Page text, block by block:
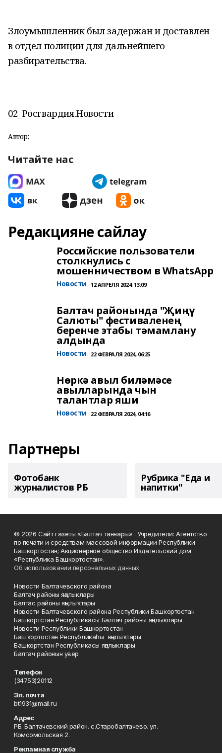
Злоумышленник был задержан и доставлен
в отдел полиции для дальнейшего
разбирательства.
02_Росгвардия.Новости
Автор:
Читайте нас
Редакцияне сайлау
Российские пользователи
столкнулись с
мошенничеством в WhatsApp
Новости 12 АПРЕЛЯ 2024, 13:09
Балтач районында "Җиңү
Салюты" фестиваленең
беренче этабы тәмамлану
алдында
Новости 22 ФЕВРАЛЯ 2024, 06:25
Нөркә авыл биләмәсе
авылларында чын
талантлар яши
Новости 22 ФЕВРАЛЯ 2024, 04:16
Партнеры
Фотобанк
журналистов РБ
Рубрика "Еда и
напитки"
© 2026 Сайт газеты «Балтач таннары» . Учредители: Агентство
по печати и средствам массовой информации Республики
Башкортостан; Акционерное общество Издательский дом
«Республика Башкортостан».
Об использовании персональных данных
Новости Балтачевского района
Балтач районы яңалыклары
Балтас районы яңылыҡтары
Новости Балтачевского района Республики Башкортостан
Башкортстан Республикасы Балтач районы яңалыклары
Новости Республики Башкортостан
Башҡортостан Республикаһы яңылыҡтары
Башкортстан Республикасы яңалыклары
Балтач районын увер
Телефон
(34753)20112
Эл. почта
bt1931@mail.ru
Адрес
РБ. Балтачевский район. с.Старобалтачево. ул.
Комсомольская 2.
Рекламная служба